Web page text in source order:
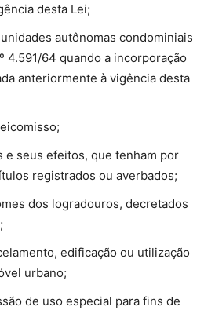
desta Lei;
autônomas condominiais
4.591/64 quando a incorporação
anteriormente à vigência desta
e seus efeitos, que tenham por
registrados ou averbados;
dos logradouros, decretados
edificação ou utilização
urbano;
de uso especial para fins de